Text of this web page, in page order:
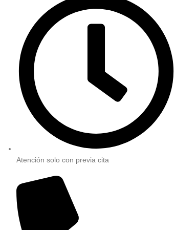
Atención solo con previa cita